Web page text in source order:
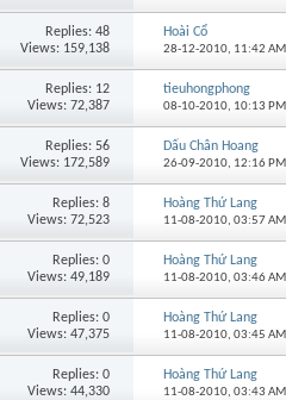
Replies: 48
Views: 159,138
Hoài Cổ
28-12-2010, 11:42 AM
Replies: 12
Views: 72,387
tieuhongphong
08-10-2010, 10:13 PM
Replies: 56
Views: 172,589
Dấu Chân Hoang
26-09-2010, 12:16 PM
Replies: 8
Views: 72,523
Hoàng Thứ Lang
11-08-2010, 03:57 AM
Replies: 0
Views: 49,189
Hoàng Thứ Lang
11-08-2010, 03:46 AM
Replies: 0
Views: 47,375
Hoàng Thứ Lang
11-08-2010, 03:45 AM
Replies: 0
Views: 44,330
Hoàng Thứ Lang
11-08-2010, 03:43 AM